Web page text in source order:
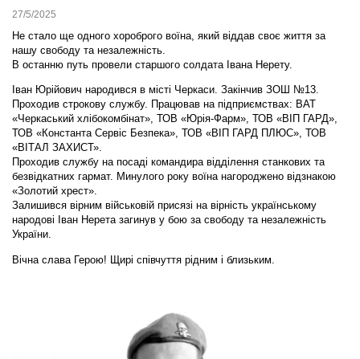
27/5/2025
Не стало ще одного хороброго воїна, який віддав своє життя за
нашу свободу та незалежність.
В останню путь провели старшого солдата Івана Нерету.
Іван Юрійович народився в місті Черкаси. Закінчив ЗОШ №13.
Проходив строкову службу. Працював на підприємствах: ВАТ
«Черкаський хлібокомбінат», ТОВ «Юрія-Фарм», ТОВ «ВІП ГАРД»,
ТОВ «Константа Сервіс Безпека», ТОВ «ВІП ГАРД ПЛЮС», ТОВ
«ВІТАЛ ЗАХИСТ».
Проходив службу на посаді командира відділення станкових та
безвідкатних гармат. Минулого року воїна нагороджено відзнакою
«Золотий хрест».
Залишився вірним військовій присязі на вірність українському
народові Іван Нерета загинув у бою за свободу та незалежність
України.
Вічна слава Герою! Щирі співчуття рідним і близьким.